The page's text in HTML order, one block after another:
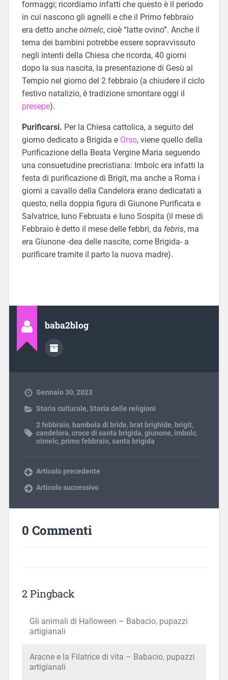
formaggi; ricordiamo infatti che questo è il periodo
in cui nascono gli agnelli e che il Primo febbraio
era detto anche oimelc, cioè “latte ovino”. Anche il
tema dei bambini potrebbe essere sopravvissuto
negli intenti della Chiesa che ricorda, 40 giorni
dopo la sua nascita, la presentazione di Gesù al
Tempio nel giorno del 2 febbraio (a chiudere il ciclo
festivo natalizio, è tradizione smontare oggi il
presepe).
Purificarsi. Per la Chiesa cattolica, a seguito del
giorno dedicato a Brigida e Orso, viene quello della
Purificazione della Beata Vergine Maria seguendo
una consuetudine precristiana: Imbolc era infatti la
festa di purificazione di Brigit, ma anche a Roma i
giorni a cavallo della Candelora erano dedicatati a
questo, nella doppia figura di Giunone Purificata e
Salvatrice, Iuno Februata e Iuno Sospita (il mese di
Febbraio è detto il mese delle febbri, da febris, ma
era Giunone -dea delle nascite, come Brigida- a
purificare tramite il parto la nuova madre).
baba2blog
Gennaio 30, 2023
Storia culturale,Storia delle religioni
2 febbraio, bambola di bride, brat brighide, brigit,
candelora,croce di santa brigida,giunone, imbolc,
oimelc, primo febbraio,santa brigida
Articolo precedente
Articolo successivo
0 Commenti
2 Pingback
Gli animali di Halloween – Babacio, pupazzi
artigianali
Aracne e la Filatrice di vita – Babacio, pupazzi
artigianali